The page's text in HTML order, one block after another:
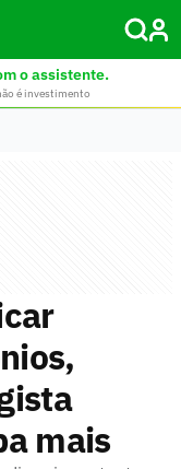
o assistente.
é investimento
mais